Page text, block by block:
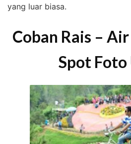
yang luar biasa.
Coban Rais –
Spot